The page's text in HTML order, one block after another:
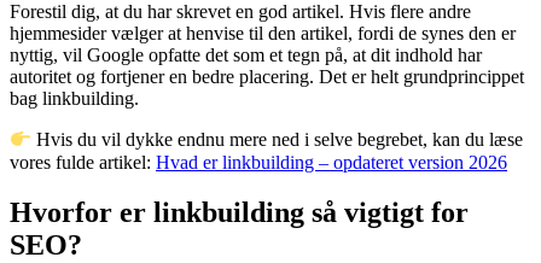
Forestil dig, at du har skrevet en god artikel. Hvis flere andre
hjemmesider vælger at henvise til den artikel, fordi de synes den er
nyttig, vil Google opfatte det som et tegn på, at dit indhold har
autoritet og fortjener en bedre placering. Det er helt grundprincippet
bag linkbuilding.
Hvis du vil dykke endnu mere ned i selve begrebet, kan du læse
vores fulde artikel: Hvad er linkbuilding – opdateret version 2026
Hvorfor er linkbuilding så vigtigt for
SEO?